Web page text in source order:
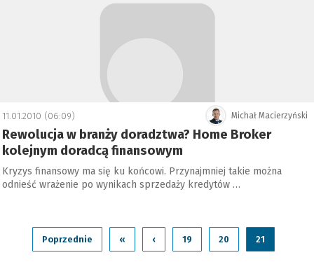
Michał Macierzyński
11.01.2010 (06:09)
Rewolucja w branży doradztwa? Home Broker
kolejnym doradcą finansowym
Kryzys finansowy ma się ku końcowi. Przynajmniej takie można
odnieść wrażenie po wynikach sprzedaży kredytów …
Poprzednie « ‹ 19 20 21